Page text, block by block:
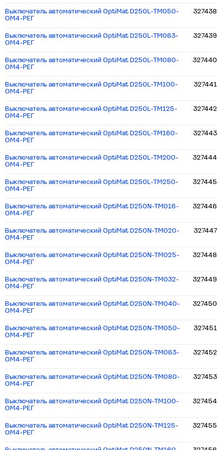
Выключатель автоматический OptiMat D250L-TM050-
ОМ4-РЕГ
327438
Выключатель автоматический OptiMat D250L-TM063-
ОМ4-РЕГ
327439
Выключатель автоматический OptiMat D250L-TM080-
ОМ4-РЕГ
327440
Выключатель автоматический OptiMat D250L-TM100-
ОМ4-РЕГ
327441
Выключатель автоматический OptiMat D250L-TM125-
ОМ4-РЕГ
327442
Выключатель автоматический OptiMat D250L-TM160-
ОМ4-РЕГ
327443
Выключатель автоматический OptiMat D250L-TM200-
ОМ4-РЕГ
327444
Выключатель автоматический OptiMat D250L-TM250-
ОМ4-РЕГ
327445
Выключатель автоматический OptiMat D250N-TM016-
ОМ4-РЕГ
327446
Выключатель автоматический OptiMat D250N-TM020-
ОМ4-РЕГ
327447
Выключатель автоматический OptiMat D250N-TM025-
ОМ4-РЕГ
327448
Выключатель автоматический OptiMat D250N-TM032-
ОМ4-РЕГ
327449
Выключатель автоматический OptiMat D250N-TM040-
ОМ4-РЕГ
327450
Выключатель автоматический OptiMat D250N-TM050-
ОМ4-РЕГ
327451
Выключатель автоматический OptiMat D250N-TM063-
ОМ4-РЕГ
327452
Выключатель автоматический OptiMat D250N-TM080-
ОМ4-РЕГ
327453
Выключатель автоматический OptiMat D250N-TM100-
ОМ4-РЕГ
327454
Выключатель автоматический OptiMat D250N-TM125-
ОМ4-РЕГ
327455